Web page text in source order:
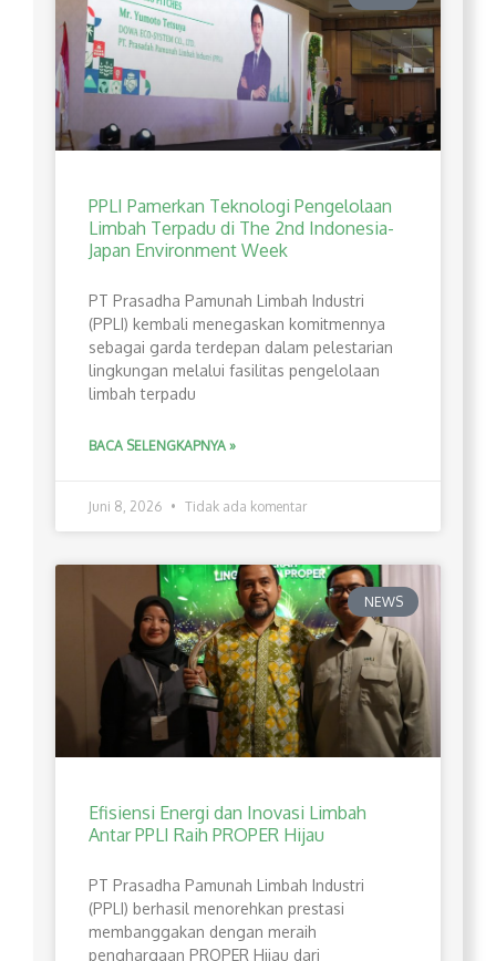
PPLI Pamerkan Teknologi Pengelolaan
Limbah Terpadu di The 2nd Indonesia-
Japan Environment Week
PT Prasadha Pamunah Limbah Industri
(PPLI) kembali menegaskan komitmennya
sebagai garda terdepan dalam pelestarian
lingkungan melalui fasilitas pengelolaan
limbah terpadu
BACA SELENGKAPNYA »
Juni 8, 2026 Tidak ada komentar
NEWS
Efisiensi Energi dan Inovasi Limbah
Antar PPLI Raih PROPER Hijau
PT Prasadha Pamunah Limbah Industri
(PPLI) berhasil menorehkan prestasi
membanggakan dengan meraih
penghargaan PROPER Hijau dari